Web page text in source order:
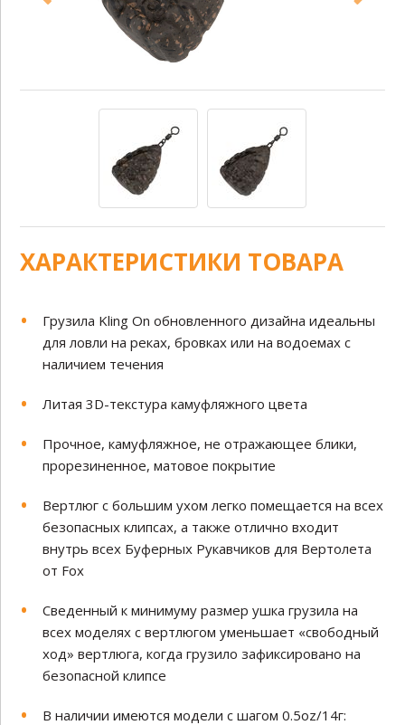
ХАРАКТЕРИСТИКИ ТОВАРА
Грузила Kling On обновленного дизайна идеальны
для ловли на реках, бровках или на водоемах с
наличием течения
Литая 3D-текстура камуфляжного цвета
Прочное, камуфляжное, не отражающее блики,
прорезиненное, матовое покрытие
Вертлюг с большим ухом легко помещается на всех
безопасных клипсах, а также отлично входит
внутрь всех Буферных Рукавчиков для Вертолета
от Fox
Сведенный к минимуму размер ушка грузила на
всех моделях с вертлюгом уменьшает «свободный
ход» вертлюга, когда грузило зафиксировано на
безопасной клипсе
В наличии имеются модели с шагом 0.5oz/14г: